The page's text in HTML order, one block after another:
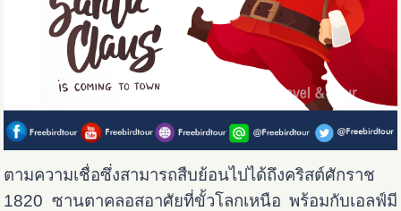
ตามความเชื่อซึ่งสามารถสืบย้อนไปได้ถึงคริสต์ศักราช
1820 ซานตาคลอสอาศัยที่ขั้วโลกเหนือ พร้อมกับเอลฟ์มี